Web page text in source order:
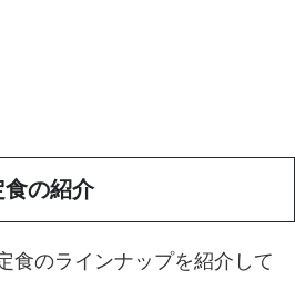
の紹介
食のラインナップを紹介して